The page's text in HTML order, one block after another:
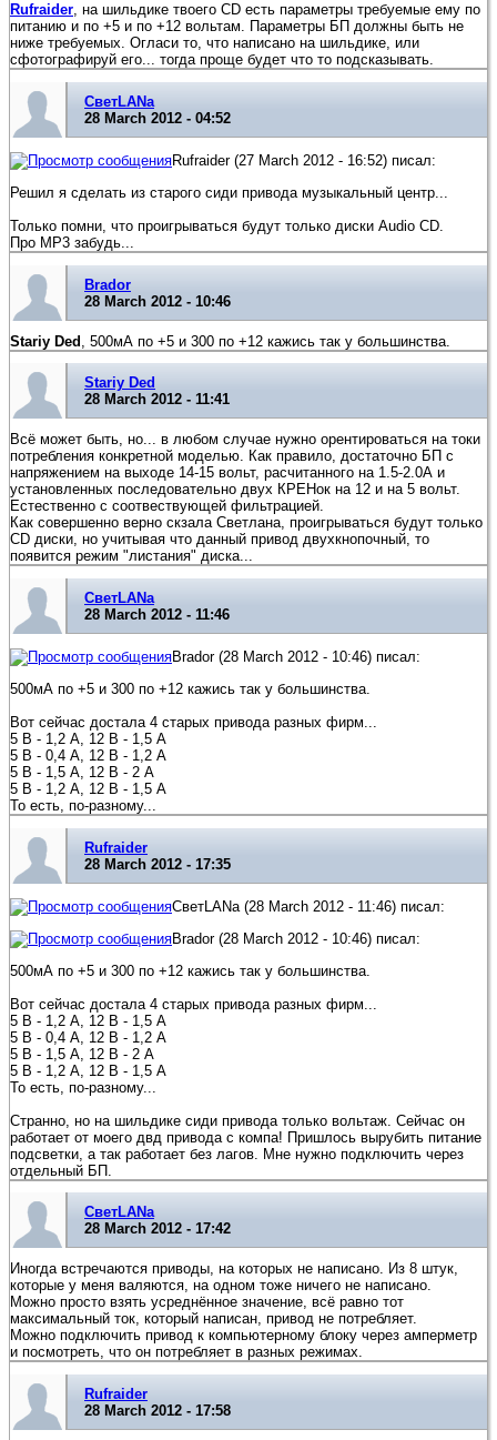
Rufraider, на шильдике твоего CD есть параметры требуемые ему по
питанию и по +5 и по +12 вольтам. Параметры БП должны быть не
ниже требуемых. Огласи то, что написано на шильдике, или
сфотографируй его... тогда проще будет что то подсказывать.
СветLANa
28 March 2012 - 04:52
Rufraider (27 March 2012 - 16:52) писал:
Решил я сделать из старого сиди привода музыкальный центр...
Только помни, что проигрываться будут только диски Audio CD.
Про МР3 забудь...
Brador
28 March 2012 - 10:46
Stariy Ded , 500мА по +5 и 300 по +12 кажись так у большинства.
Stariy Ded
28 March 2012 - 11:41
Всё может быть, но... в любом случае нужно орентироваться на токи
потребления конкретной моделью. Как правило, достаточно БП с
напряжением на выходе 14-15 вольт, расчитанного на 1.5-2.0А и
установленных последовательно двух КРЕНок на 12 и на 5 вольт.
Естественно с соотвествующей фильтрацией.
Как совершенно верно скзала Светлана, проигрываться будут только
CD диски, но учитывая что данный привод двухкнопочный, то
появится режим "листания" диска...
СветLANa
28 March 2012 - 11:46
Brador (28 March 2012 - 10:46) писал:
500мА по +5 и 300 по +12 кажись так у большинства.
Вот сейчас достала 4 старых привода разных фирм...
5 В - 1,2 А, 12 В - 1,5 А
5 В - 0,4 А, 12 В - 1,2 А
5 В - 1,5 А, 12 В - 2 А
5 В - 1,2 А, 12 В - 1,5 А
То есть, по-разному...
Rufraider
28 March 2012 - 17:35
СветLANa (28 March 2012 - 11:46) писал:
Brador (28 March 2012 - 10:46) писал:
500мА по +5 и 300 по +12 кажись так у большинства.
Вот сейчас достала 4 старых привода разных фирм...
5 В - 1,2 А, 12 В - 1,5 А
5 В - 0,4 А, 12 В - 1,2 А
5 В - 1,5 А, 12 В - 2 А
5 В - 1,2 А, 12 В - 1,5 А
То есть, по-разному...
Странно, но на шильдике сиди привода только вольтаж. Сейчас он
работает от моего двд привода с компа! Пришлось вырубить питание
подсветки, а так работает без лагов. Мне нужно подключить через
отдельный БП.
СветLANa
28 March 2012 - 17:42
Иногда встречаются приводы, на которых не написано. Из 8 штук,
которые у меня валяются, на одном тоже ничего не написано.
Можно просто взять усреднённое значение, всё равно тот
максимальный ток, который написан, привод не потребляет.
Можно подключить привод к компьютерному блоку через амперметр
и посмотреть, что он потребляет в разных режимах.
Rufraider
28 March 2012 - 17:58